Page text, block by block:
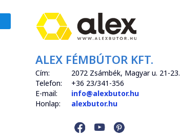
ALEX FÉMBÚTOR KFT.
Cím:
2072 Zsámbék, Magyar u. 21-23.
Telefon:
+36 23/341-356
E-mail:
info@alexbutor.hu
Honlap:
alexbutor.hu